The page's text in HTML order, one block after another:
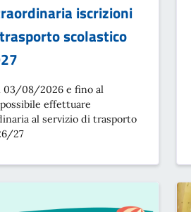
iscrizioni
scolastico
03/08/2026 e fino al
effettuare
al servizio di trasporto
27